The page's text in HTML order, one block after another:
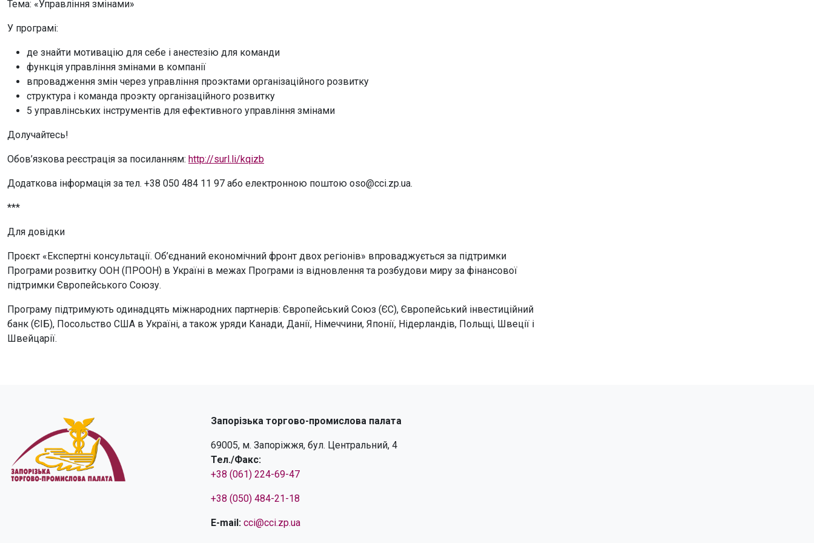
Тема: «Управління змінами»
У програмі:
де знайти мотивацію для себе і анестезію для команди
функція управління змінами в компанії
впровадження змін через управління проэктами організаційного розвитку
структура і команда проэкту організаційного розвитку
5 управлінських інструментів для ефективного управління змінами
Долучайтесь!
Обов’язкова реєстрація за посиланням: http://surl.li/kqizb
Додаткова інформація за тел. +38 050 484 11 97 або електронною поштою oso@cci.zp.ua.
***
Для довідки
Проєкт «Експертні консультації. Об’єднаний економічний фронт двох регіонів» впроваджується за підтримки
Програми розвитку ООН (ПРООН) в Україні в межах Програми із відновлення та розбудови миру за фінансової
підтримки Європейського Союзу.
Програму підтримують одинадцять міжнародних партнерів: Європейський Союз (ЄС), Європейський інвестиційний
банк (ЄІБ), Посольство США в Україні, а також уряди Канади, Данії, Німеччини, Японії, Нідерландів, Польщі, Швеції і
Швейцарії.
Запорізька торгово-промислова палата
69005, м. Запоріжжя, бул. Центральний, 4
Тел./Факс:
+38 (061) 224-69-47
+38 (050) 484-21-18
E-mail: cci@cci.zp.ua